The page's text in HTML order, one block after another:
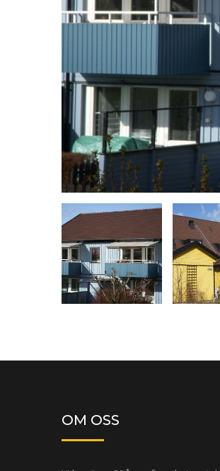
OM OSS